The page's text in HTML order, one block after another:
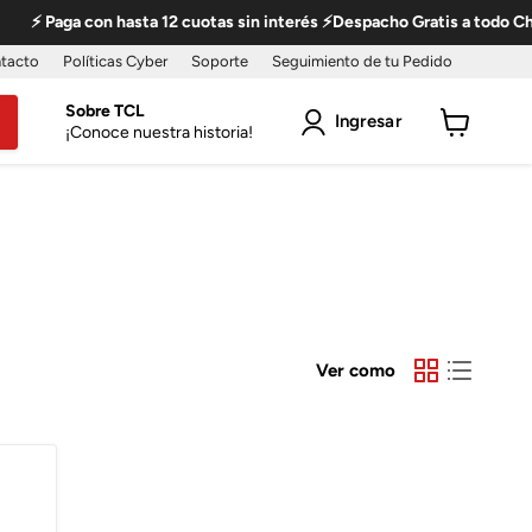
⚡ Paga con hasta 12 cuotas sin interés ⚡Despacho Gratis a todo
Políticas Cyber Soporte Seguimiento de tu Pedido
Sobre TCL
¡Conoce nuestra historia!
Ingresar
Ver como